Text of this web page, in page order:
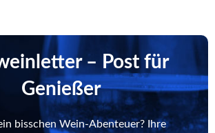
– Post für
Genießer
bisschen Wein-Abenteuer? Ihre